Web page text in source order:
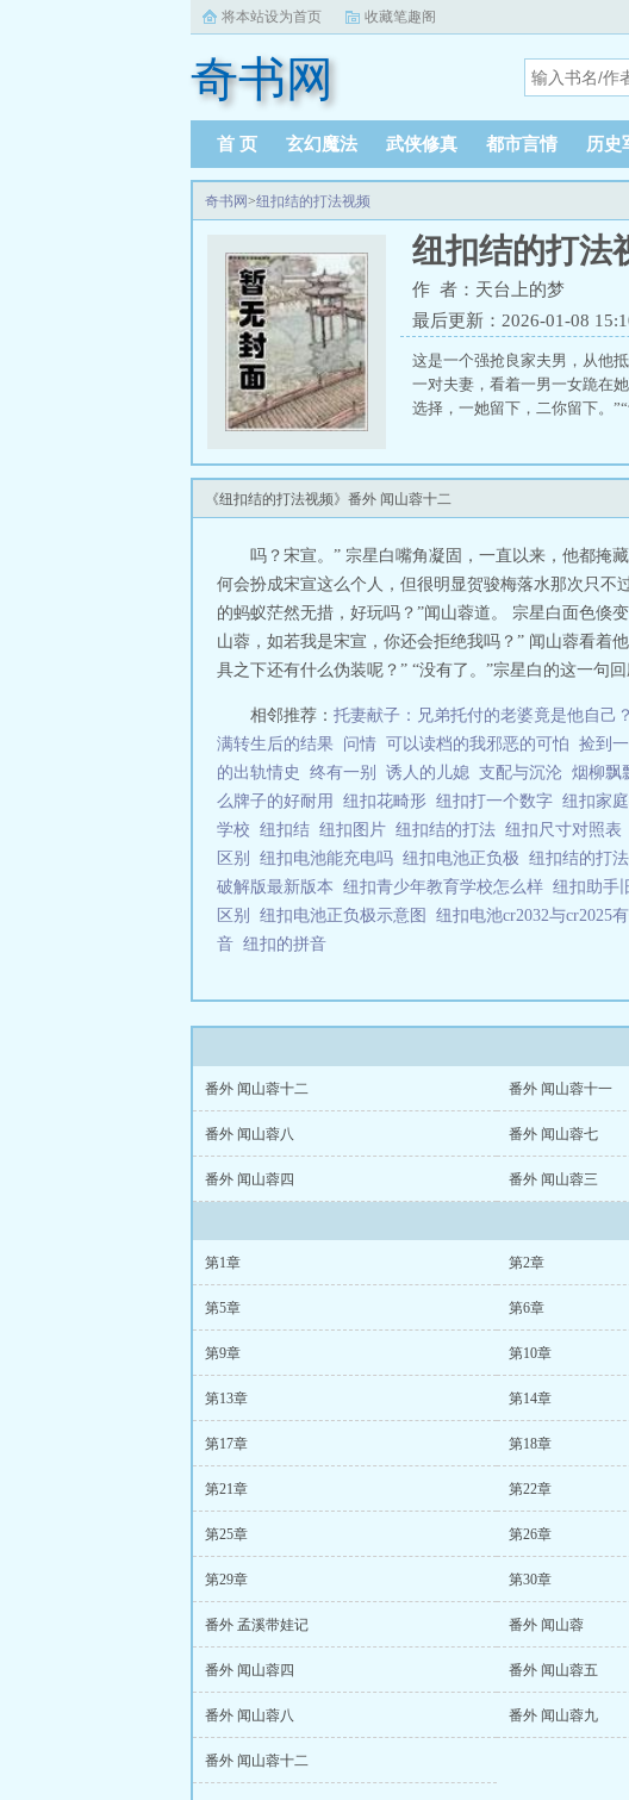
将本站设为首页 收藏笔趣阁
奇书网
首 页 玄幻魔法 武侠修真 都市言情 历史
奇书网>纽扣结的打法视频
纽扣结的打法
作 者：天台上的梦
最后更新：2026-01-08
这是一个强抢良家夫男，从他
一对夫妻，看着一男一女跪在
选择，一她留下，二你留下。
《纽扣结的打法视频》番外 闻山蓉十二
吗？宋宣。” 宗星白嘴角凝固，一直以来，他都掩
何会扮成宋宣这么个人，但很明显贺骏梅落水那次只不
的蚂蚁茫然无措，好玩吗？”闻山蓉道。 宗星白面色倏
山蓉，如若我是宋宣，你还会拒绝我吗？” 闻山蓉看着
具之下还有什么伪装呢？” “没有了。”宗星白的这一句
相邻推荐： 托妻献子：兄弟托付的老婆竟是他自己？
满转生后的结果
问情 可以读档的我邪恶的可怕 捡到
的出轨情史
终有一别 诱人的儿媳 支配与沉沦 烟柳飘
么牌子的好耐用 纽扣花畸形 纽扣打一个数字 纽扣家
学校 纽扣结 纽扣图片 纽扣结的打法 纽扣尺寸对照表
区别 纽扣电池能充电吗 纽扣电池正负极 纽扣结的打
破解版最新版本 纽扣青少年教育学校怎么样 纽扣助手
区别 纽扣电池正负极示意图 纽扣电池cr2032与cr2025
音 纽扣的拼音
番外 闻山蓉十二 番外 闻山蓉十一
番外 闻山蓉八 番外 闻山蓉七
番外 闻山蓉四 番外 闻山蓉三
第1章 第2章
第5章 第6章
第9章 第10章
第13章 第14章
第17章 第18章
第21章 第22章
第25章 第26章
第29章 第30章
番外 孟溪带娃记 番外 闻山蓉
番外 闻山蓉四 番外 闻山蓉五
番外 闻山蓉八 番外 闻山蓉九
番外 闻山蓉十二